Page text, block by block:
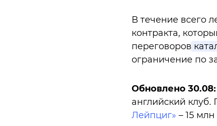
В течение всего
контракта,
переговоров
ограничение по
Обновлено 30.08:
английский клуб.
Лейпциг» – 15